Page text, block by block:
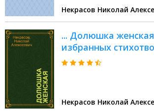
Некрасов Николай
... Долюшка
избранных
Некрасов Николай